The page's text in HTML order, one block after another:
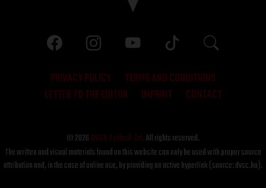
PRIVACY POLICY
TERMS AND CONDITIONS
LETTER TO THE EDITOR
IMPRINT CONTACT
© 2026DVSC Futball Zrt.All rights reserved.
The written and visual materials found on this website can only be used with proper source
attribution and, in the case of online use, by providing an active hyperlink (source: dvsc.hu).